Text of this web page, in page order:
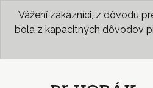
Vážení zákazníci, z dôvodu
bola z kapacitných dôvodov